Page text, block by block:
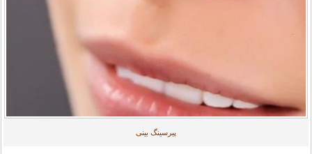
پیرسینگ بینی